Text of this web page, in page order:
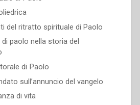
del ritratto spirituale di Paolo
di paolo nella storia del
di Paolo
sull’annuncio del vangelo
di vita